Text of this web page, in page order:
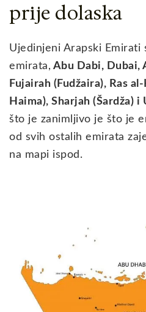
prije dolaska
Ujedinjeni Arapski Emirati
emirata, Abu Dabi, Dubai,
Fujairah (Fudžaira), Ras
Haima), Sharjah (Šardža)
što je zanimljivo je što je
od svih ostalih emirata
na mapi ispod.